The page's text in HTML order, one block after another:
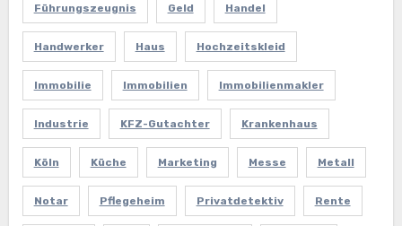
Führungszeugnis Geld Handel
Handwerker Haus Hochzeitskleid
Immobilie Immobilien Immobilienmakler
Industrie KFZ-Gutachter Krankenhaus
Köln Küche Marketing Messe Metall
Notar Pflegeheim Privatdetektiv Rente